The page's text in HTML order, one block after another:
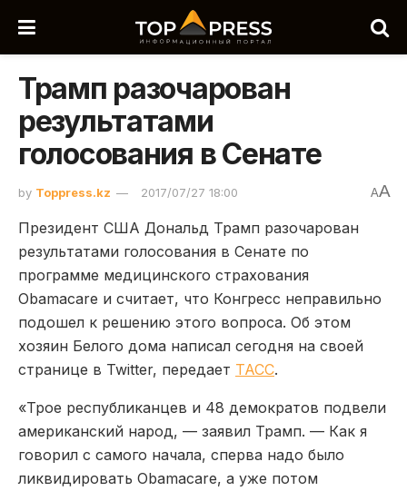
Трамп разочарован
результатами
голосования в Сенате
by Toppress.kz 2017/07/27 18:00 AA
Президент США Дональд Трамп разочарован
результатами голосования в Сенате по
программе медицинского страхования
Obamacare и считает, что Конгресс неправильно
подошел к решению этого вопроса. Об этом
хозяин Белого дома написал сегодня на своей
странице в Twitter, передает ТАСС.
«Трое республиканцев и 48 демократов подвели
американский народ, — заявил Трамп. — Как я
говорил с самого начала, сперва надо было
ликвидировать Obamacare, а уже потом